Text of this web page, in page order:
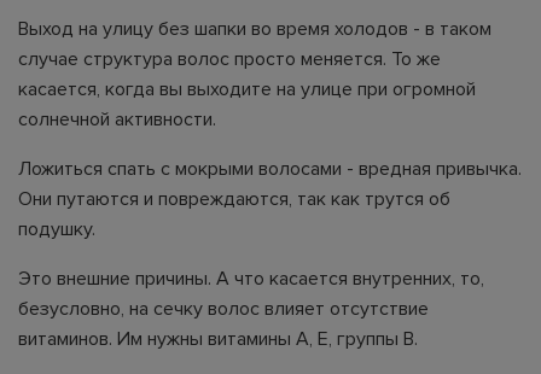
Выход на улицу без шапки во время холодов - в таком
случае структура волос просто меняется. То же
касается, когда вы выходите на улице при огромной
солнечной активности.
Ложиться спать с мокрыми волосами - вредная привычка.
Они путаются и повреждаются, так как трутся об
подушку.
Это внешние причины. А что касается внутренних, то,
безусловно, на сечку волос влияет отсутствие
витаминов. Им нужны витамины А, Е, группы В.